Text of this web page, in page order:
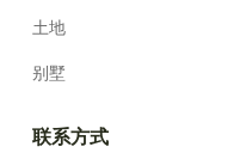
土地
别墅
联系方式